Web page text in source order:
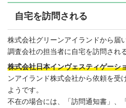
自宅を訪問される
株式会社グリーンアイランドから届
調査会社の担当者に自宅を訪問され
株式会社日本インヴェスティゲーシ
ンアイランド株式会社から依頼を受
ようです。
不在の場合には、「訪問通知書」、